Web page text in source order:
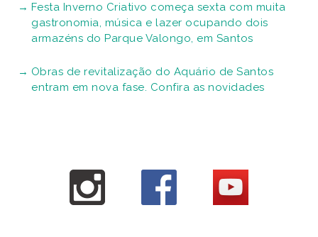
Festa Inverno Criativo começa sexta com muita
gastronomia, música e lazer ocupando dois
armazéns do Parque Valongo, em Santos
Obras de revitalização do Aquário de Santos
entram em nova fase. Confira as novidades